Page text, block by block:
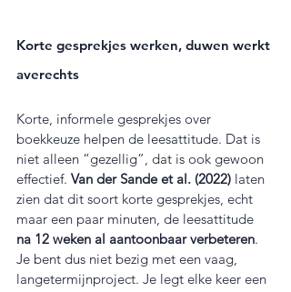
Korte gesprekjes werken, duwen werkt
averechts
Korte, informele gesprekjes over
boekkeuze helpen de leesattitude. Dat is
niet alleen “gezellig”, dat is ook gewoon
effectief. Van der Sande et al. (2022) laten
zien dat dit soort korte gesprekjes, echt
maar een paar minuten, de leesattitude
na 12 weken al aantoonbaar verbeteren.
Je bent dus niet bezig met een vaag,
langetermijnproject. Je legt elke keer een